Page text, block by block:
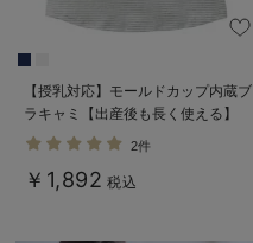
【授乳対応】モールドカップ内蔵ブ
ラキャミ【出産後も長く使える】
2件
￥1,892 税込